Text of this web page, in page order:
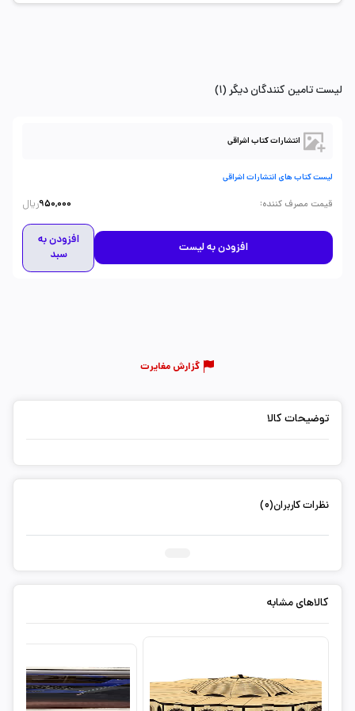
لیست تامین کنندگان دیگر (1)
انتشارات کتاب اشراقی
لیست کتاب های انتشارات اشراقی
قیمت مصرف کننده:
950,000ریال
افزودن به لیست
افزودن به
سبد
گزارش مغایرت
توضیحات کالا
نظرات کاربران(0)
کالاهای مشابه